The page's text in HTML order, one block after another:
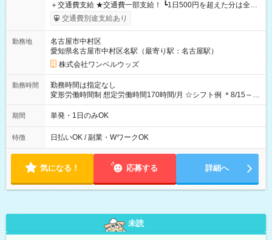
＋交通費支給 ★交通費一部支給！ ┗1日500円を超えた分は全額
支給！ ※往復500円以内の方は自己負担となります ★日払い
OK！（規定あり） ┗働いたその日に現金GET♪ お仕事後はコン
期間なし
交通費別途支給あり
勤務地
名古屋市中村区
愛知県名古屋市中村区名駅（最寄り駅：名古屋駅）
株式会社ワンベルウッズ
勤務時間
勤務時間は指定なし
変形労働時間制 想定労働時間170時間/月 ☆シフト例 ＊8/15～
10/26 全日共通 08：00～12：00 17：00～21：00 ＊8/31
～9/19のみ下記シフトもあります！ 12：00～16：00 ＊9/6～
00
期間 単発・1日のみOK
特徴 日払いOK / 副業・WワークOK
気になる！ 応募する 詳細へ
未読